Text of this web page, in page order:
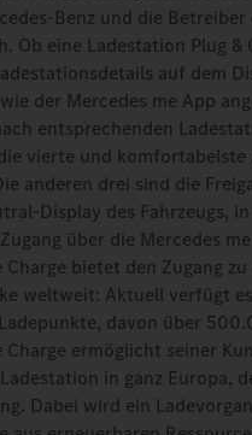
Benz und die
Ob eine Ladestation Plug &
auf dem
der Mercedes me App
entsprechenden
vierte und komfortabelste
anderen drei sind die
Display des Fahrzeugs,
über die Mercedes
Charge bietet den Zugang
weltweit: Aktuell verfügt
davon über
Charge ermöglicht seiner
in ganz Europa,
Dabei wird ein